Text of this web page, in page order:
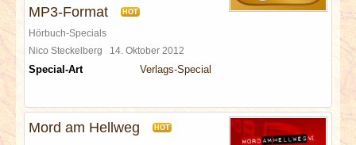
MP3-Format
HOT
Hörbuch-Specials
Nico Steckelberg 14. Oktober 2012
Special-Art Verlags-Special
Mord am Hellweg HOT